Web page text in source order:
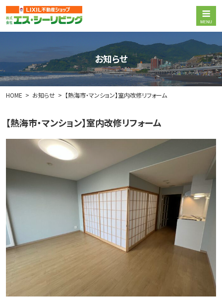
お知らせ
HOME お知らせ 【熱海市・マンション】室内改修リフォーム
【熱海市・マンション】室内改修リフォーム